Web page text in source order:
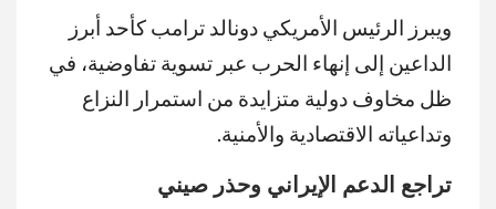
ويبرز الرئيس الأمريكي دونالد ترامب كأحد أبرز
الداعين إلى إنهاء الحرب عبر تسوية تفاوضية، في
ظل مخاوف دولية متزايدة من استمرار النزاع
وتداعياته الاقتصادية والأمنية.
تراجع الدعم الإيراني وحذر صيني